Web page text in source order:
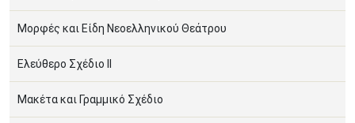
Μορφές και Είδη Νεοελληνικού Θεάτρου
Ελεύθερο Σχέδιο ΙΙ
Μακέτα και Γραμμικό Σχέδιο